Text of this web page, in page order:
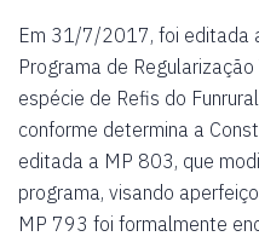
Em 31/7/2017, foi editada
Programa de Regularização
espécie de Refis do
conforme determina a
editada a MP 803, que
programa, visando
MP 793 foi formalmente